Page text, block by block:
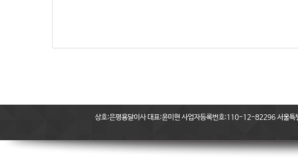
상호:은평용달이사 대표:윤미현 사업자등록번호:110-12-82296 서울특